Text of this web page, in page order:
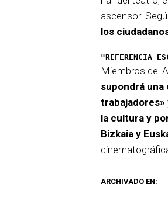
ascensor.
los
"REFERENCIA
Miembros del
supondrá una
trabajadores»
la cultura y
Bizkaia y
ARCHIVADO EN: